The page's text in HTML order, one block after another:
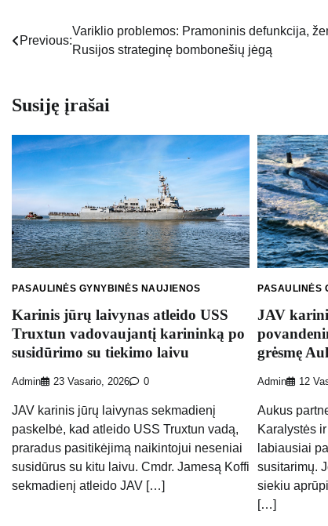
Navigacija
Previous:
Variklio problemos: Pramoninis defunkcija,
Rusijos strateginę bombonešių jėgą
Susiję įrašai
PASAULINĖS GYNYBINĖS NAUJIENOS
Karinis jūrų laivynas atleido USS
Truxtun vadovaujantį karininką po
susidūrimo su tiekimo laivu
Admin 23 Vasario, 2026 0
JAV karinis jūrų laivynas sekmadienį
paskelbė, kad atleido USS Truxtun vadą,
praradus pasitikėjimą naikintojui neseniai
susidūrus su kitu laivu. Cmdr. Jamesą Koffi
sekmadienį atleido JAV […]
PASAULINĖS
JAV
grėsmę
Admin 12
Aukus
Karalystės
labiausiai
susitarimų.
siekiu
[…]